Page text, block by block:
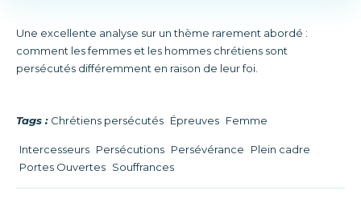
Une excellente analyse sur un thème rarement abordé :
comment les femmes et les hommes chrétiens sont
persécutés différemment en raison de leur foi.
Tags : Chrétiens persécutés Épreuves Femme
Intercesseurs Persécutions Persévérance
Plein cadre
Portes Ouvertes Souffrances